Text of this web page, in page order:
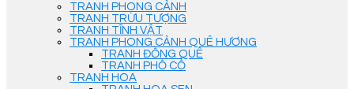
TRANH PHONG CẢNH
TRANH TRỪU TƯỢNG
TRANH TĨNH VẬT
TRANH PHONG CẢNH QUÊ HƯƠNG
TRANH ĐỒNG QUÊ
TRANH PHỐ CỔ
TRANH HOA